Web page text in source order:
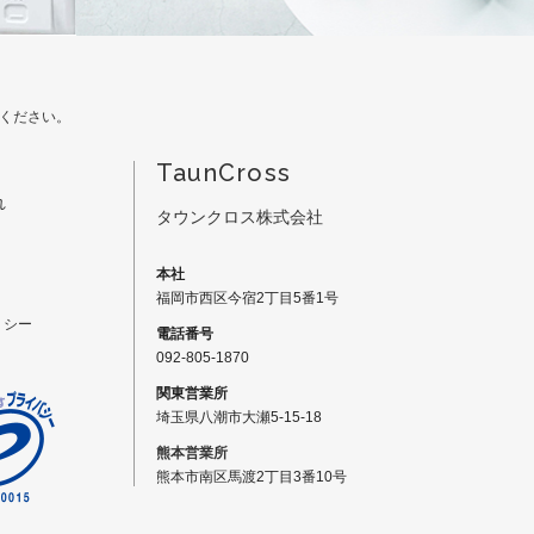
ださい。
ー
TaunCross
タウンクロス株式会社
本社
福岡市西区今宿2丁目5番1号
電話番号
092-805-1870
関東営業所
埼玉県八潮市大瀬5-15-18
熊本営業所
熊本市南区馬渡2丁目3番10号